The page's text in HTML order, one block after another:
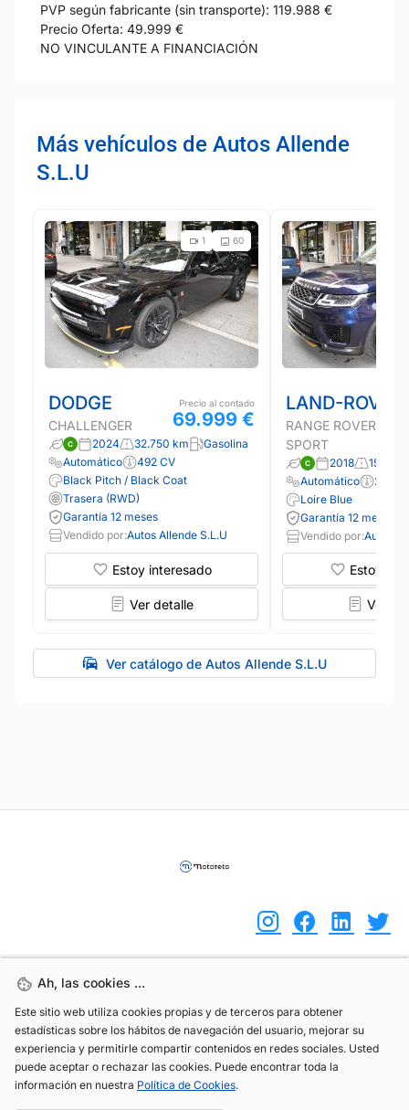
PVP según fabricante (sin transporte): 119.988 €
Precio Oferta: 49.999 €
NO VINCULANTE A FINANCIACIÓN
Más vehículos de Autos Allende
S.L.U
60
1
DODGE
CHALLENGER
Precio al contado
69.999 €
2024 32.750 km
Gasolina
Automático
492 CV
Black Pitch / Black Coat
Trasera (RWD)
Garantía 12 meses
Vendido por:Autos Allende S.L.U
Estoy interesado
Ver detalle
LAND-ROVER
RANGE ROVER
SPORT
2018
Automático
249
Loire Blue
Garantía 12 meses
Vendido por:Autos
Estoy
Ver
Ver catálogo de Autos Allende S.L.U
Ah, las cookies ...
Este sitio web utiliza cookies propias y de terceros para obtener
estadísticas sobre los hábitos de navegación del usuario, mejorar su
experiencia y permitirle compartir contenidos en redes sociales. Usted
puede aceptar o rechazar las cookies. Puede encontrar toda la
información en nuestra Política de Cookies.
Ah, las cookies ...
Este sitio web utiliza cookies propias y de terceros para obtener
estadísticas sobre los hábitos de navegación del usuario, mejorar su
experiencia y permitirle compartir contenidos en redes sociales. Usted
puede aceptar o rechazar las cookies. Puede encontrar toda la
información en nuestra Política de Cookies.
info@motoreto.com
Aviso legal Política de cookies